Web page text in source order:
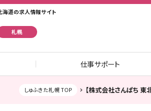
海道の求人情報サイト
札幌
仕事サポート
しゅふきた札幌 TOP 【株式会社さんぱち 東